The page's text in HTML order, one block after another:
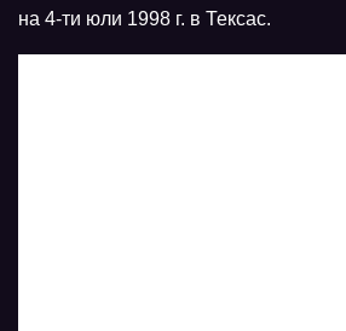
на 4-ти юли 1998 г. в Тексас.